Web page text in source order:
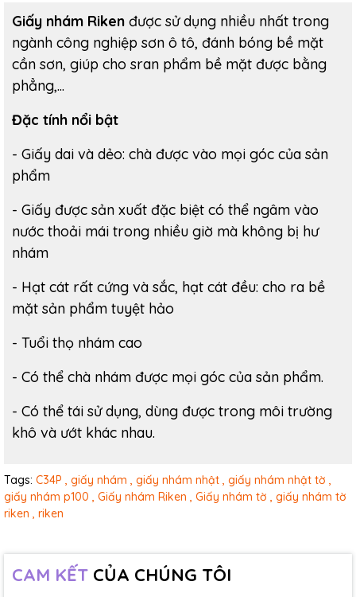
Giấy nhám Riken được sử dụng nhiều nhất trong
ngành công nghiệp sơn ô tô, đánh bóng bề mặt
cần sơn, giúp cho sran phẩm bề mặt được bằng
phẳng,...
Đặc tính nổi bật
- Giấy dai và dẻo: chà được vào mọi góc của sản
phẩm
- Giấy được sản xuất đặc biệt có thể ngâm vào
nước thoải mái trong nhiều giờ mà không bị hư
nhám
- Hạt cát rất cứng và sắc, hạt cát đều: cho ra bề
mặt sản phẩm tuyệt hảo
- Tuổi thọ nhám cao
- Có thể chà nhám được mọi góc của sản phẩm.
- Có thể tái sử dụng, dùng được trong môi trường
khô và ướt khác nhau.
Tags: C34P , giấy nhám , giấy nhám nhật , giấy nhám nhật tờ ,
giấy nhám p100 , Giấy nhám Riken , Giấy nhám tờ , giấy nhám tờ
riken , riken
CAM KẾT CỦA CHÚNG TÔI